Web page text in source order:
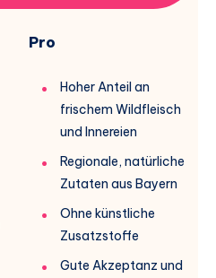
Pro
Hoher Anteil an
frischem Wildfleisch
und Innereien
Regionale, natürliche
Zutaten aus Bayern
Ohne künstliche
Zusatzstoffe
Gute Akzeptanz und